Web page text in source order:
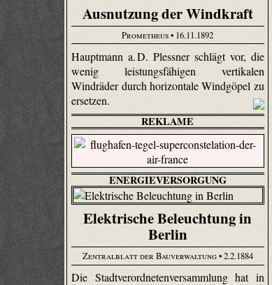
Ausnutzung der Windkraft
Prometheus• 16.11.1892
Hauptmann a. D. Plessner schlägt vor, die
wenig leistungsfähigen vertikalen
Windräder durch horizontale Windgöpel zu
ersetzen.
REKLAME
ENERGIEVERSORGUNG
Elektrische Beleuchtung in
Berlin
Zentralblatt der Bauverwaltung• 2.2.1884
Die Stadtverordnetenversammlung hat in